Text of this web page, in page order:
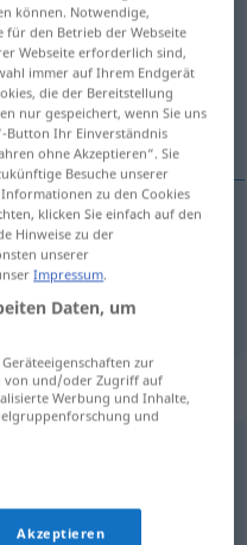
antippen)
können. Notwendige,
für den Betrieb der Webseite
Webseite erforderlich sind,
immer auf Ihrem Endgerät
die der Bereitstellung
nur gespeichert, wenn Sie uns
Button Ihr Einverständnis
ohne Akzeptieren“. Sie
Besuche unserer
zu den Cookies
klicken Sie einfach auf den
Hinweise zu der
unserer
Impressum.
Daten, um
zur
von und/oder Zugriff auf
Werbung und Inhalte,
und
Akzeptieren